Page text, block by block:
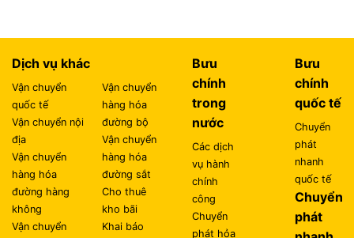
Dịch vụ khác
Vận chuyển
quốc tế
Vận chuyển nội
địa
Vận chuyển
hàng hóa
đường hàng
không
Vận chuyển
Vận chuyển
hàng hóa
đường bộ
Vận chuyển
hàng hóa
đường sắt
Cho thuê
kho bãi
Khai báo
Bưu
chính
trong
nước
Các dịch
vụ hành
chính
công
Chuyển
phát hỏa
Bưu
chính
quốc tế
Chuyển
phát
nhanh
quốc tế
Chuyển
phát